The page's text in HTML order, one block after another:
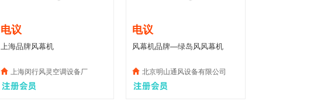
电议
上海品牌风幕机
上海闵行风灵空调设备厂
电议
风幕机品牌—绿岛风风幕机
北京明山通风设备有限公司